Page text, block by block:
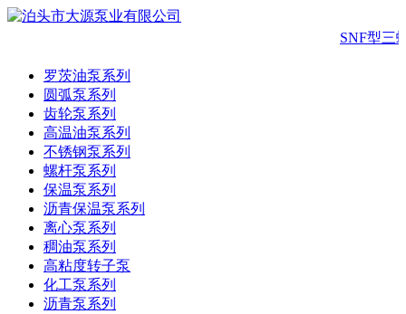
SNF型三
罗茨油泵系列
圆弧泵系列
齿轮泵系列
高温油泵系列
不锈钢泵系列
螺杆泵系列
保温泵系列
沥青保温泵系列
离心泵系列
稠油泵系列
高粘度转子泵
化工泵系列
沥青泵系列